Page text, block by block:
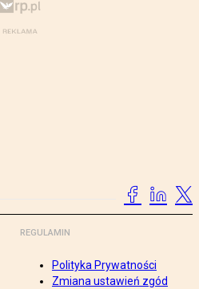
REGULAMIN
Polityka Prywatności
Zmiana ustawień zgód